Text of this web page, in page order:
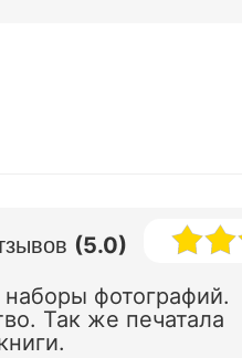
(5.0)
фотографий.
Так же печатала